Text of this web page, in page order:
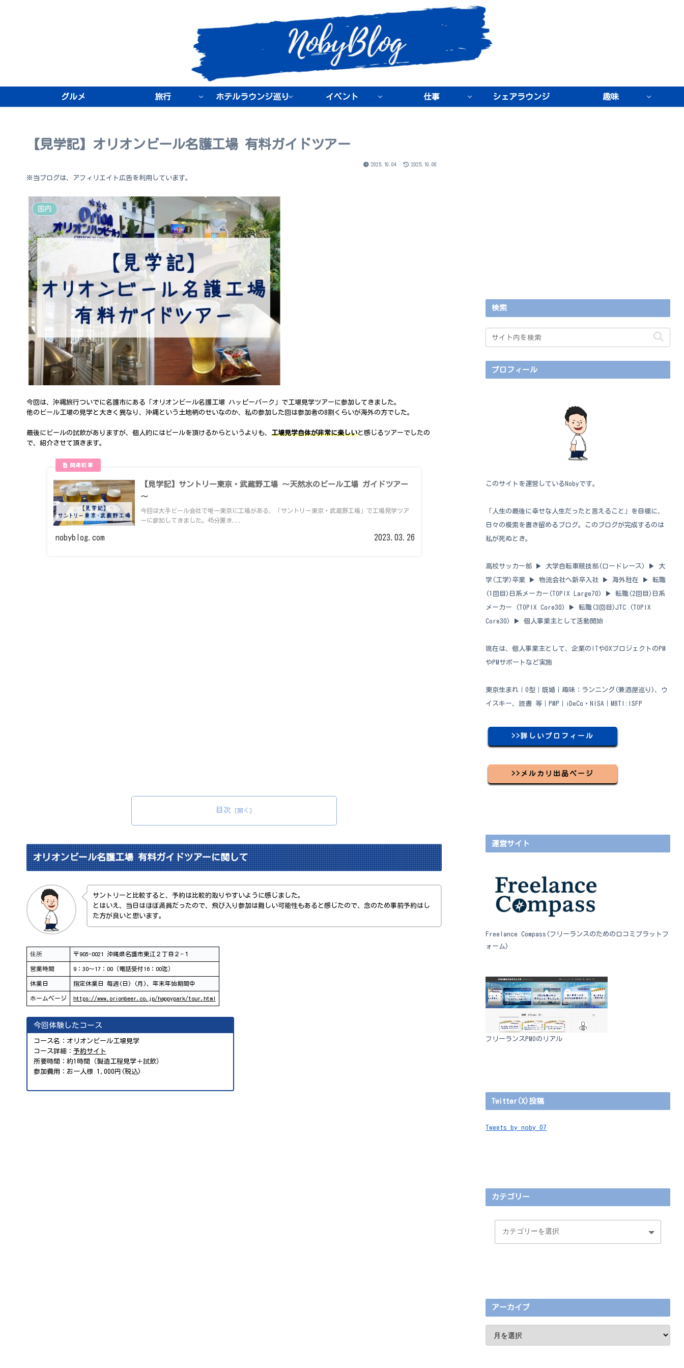
グルメ 旅行 ホテルラウンジ巡り イベント 仕事 シェアラウンジ 趣味
【見学記】オリオンビール名護工場 有料ガイドツアー
2025.10.04 2025.10.06
※当ブログは、アフィリエイト広告を利用しています。
国内
今回は、沖縄旅行ついでに名護市にある「オリオンビール名護工場 ハッピーパーク」で工場見学ツアーに参加してきました。
他のビール工場の見学と大きく異なり、沖縄という土地柄のせいなのか、私の参加した回は参加者の8割くらいが海外の方でした。
最後にビールの試飲がありますが、個人的にはビールを頂けるからというよりも、 工場見学自体が非常に楽しいと感じるツアーでしたの
で、紹介させて頂きます。
【見学記】サントリー東京・武蔵野工場 ～天然水のビール工場 ガイドツアー
～
今回は大手ビール会社で唯一東京に工場がある、「サントリー東京・武蔵野工場」で工場見学ツア
ーに参加してきました。45分置き...
nobyblog.com 2023.03.26
目次
オリオンビール名護工場 有料ガイドツアーに関して
サントリーと比較すると、予約は比較的取りやすいように感じました。
とはいえ、当日はほぼ満員だったので、飛び入り参加は難しい可能性もあると感じたので、念のため事前予約はし
た方が良いと思います。
住所 〒905-0021 沖縄県名護市東江２丁目２−１
営業時間 9：30～17：00（電話受付16：00迄）
休業日 指定休業日 毎週(日) (月)、年末年始期間中
ホームページ https://www.orionbeer.co.jp/happypark/tour.html
今回体験したコース
コース名：オリオンビール工場見学
コース詳細： 予約サイト
所要時間：約1時間（製造工程見学＋試飲）
参加費用：お一人様 1,000円(税込)
検索
プロフィール
このサイトを運営しているNobyです。
「人生の最後に幸せな人生だったと言えること」を目標に、
日々の模索を書き留めるブログ。このブログが完成するのは
私が死ぬとき。
高校サッカー部 ▶︎ 大学自転車競技部(ロードレース) ▶︎ 大
学(工学)卒業 ▶︎ 物流会社へ新卒入社 ▶︎ 海外駐在 ▶︎ 転職
(1回目)日系メーカー(TOPIX Large70) ▶︎ 転職(2回目)日系
メーカー (TOPIX Core30) ▶︎ 転職(3回目)JTC (TOPIX
Core30) ▶︎ 個人事業主として活動開始
現在は、個人事業主として、企業のITやDXプロジェクトのPM
やPMサポートなど実施
東京生まれ｜O型｜既婚｜趣味：ランニング(兼酒屋巡り)、ウ
イスキー、読書 等｜PMP｜iDeCo・NISA｜MBTI:ISFP
>>詳しいプロフィール
>>メルカリ出品ページ
運営サイト
Freelance Compass(フリーランスのための口コミプラットフ
ォーム)
フリーランスPMOのリアル
Twitter(X)投稿
Tweets by noby_07
カテゴリー
アーカイブ